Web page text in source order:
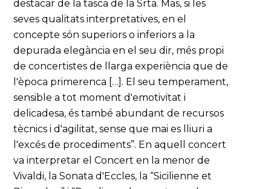
destacar de la tasca de la Srta. Mas, si les
seves qualitats interpretatives, en el
concepte són superiors o inferiors a la
depurada elegància en el seu dir, més propi
de concertistes de llarga experiència que de
l'època primerenca […]. El seu temperament,
sensible a tot moment d'emotivitat i
delicadesa, és també abundant de recursos
tècnics i d'agilitat, sense que mai es lliuri a
l'excés de procediments”. En aquell concert
va interpretar el Concert en la menor de
Vivaldi, la Sonata d'Eccles, la “Sicilienne et